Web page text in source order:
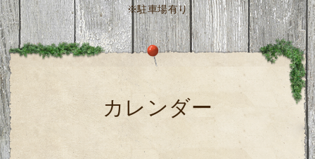
※駐車場有り
カレンダー